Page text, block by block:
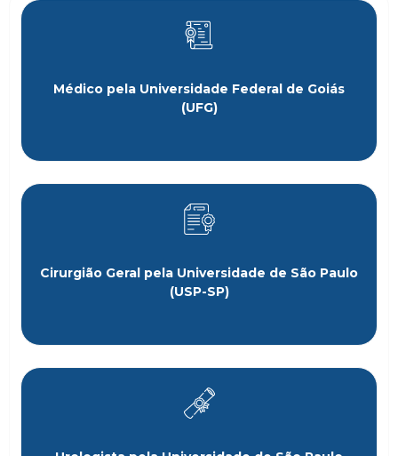
Médico pela Universidade Federal de Goiás
(UFG)
Cirurgião Geral pela Universidade de São Paulo
(USP-SP)